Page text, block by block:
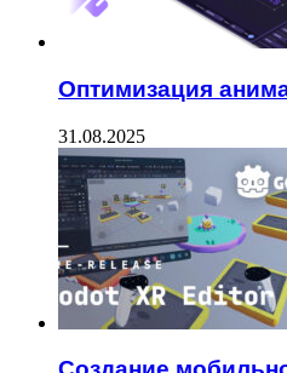
Оптимизация
31.08.2025